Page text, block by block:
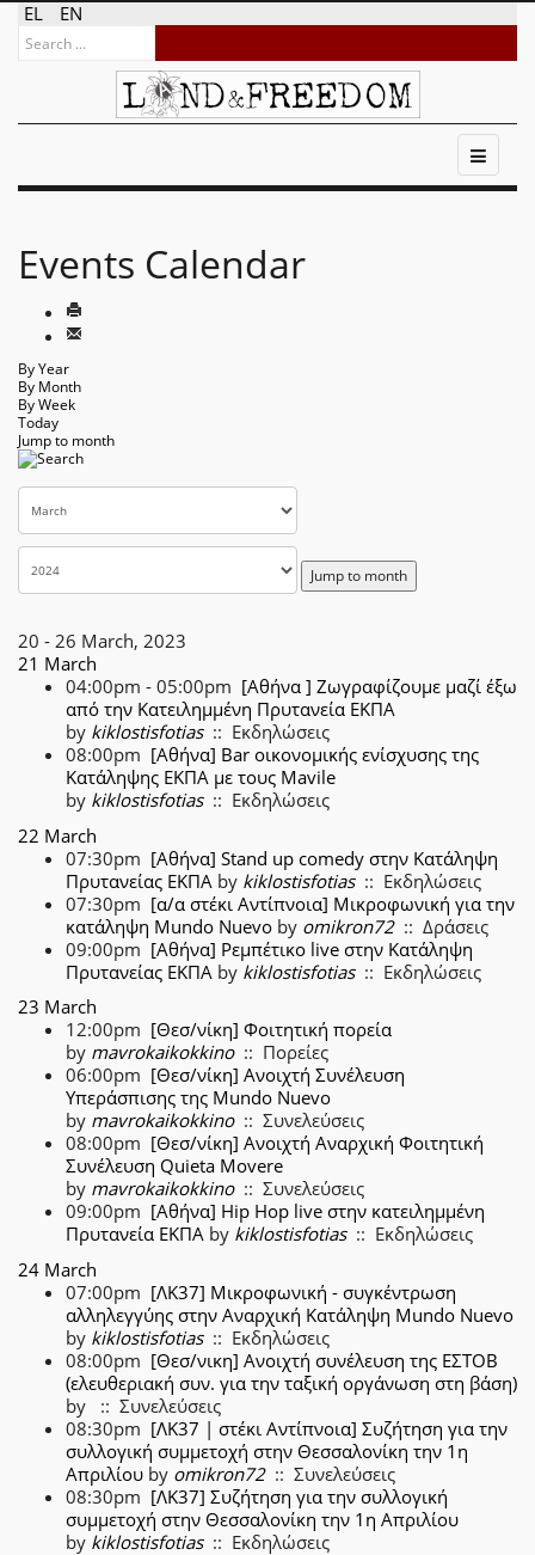
EL EN
Events Calendar
By Year
By Month
By Week
Today
Jump to month
Jump to month
20 - 26 March, 2023
21 March
04:00pm - 05:00pm [Αθήνα ] Ζωγραφίζουμε μαζί έξω
από την Κατειλημμένη Πρυτανεία ΕΚΠΑ
by kiklostisfotias:: Εκδηλώσεις
08:00pm [Αθήνα] Bar οικονομικής ενίσχυσης της
Κατάληψης ΕΚΠΑ με τους Mavile
by kiklostisfotias:: Εκδηλώσεις
22 March
07:30pm [Αθήνα] Stand up comedy στην Κατάληψη
Πρυτανείας ΕΚΠΑ by kiklostisfotias:: Εκδηλώσεις
07:30pm [α/α στέκι Αντίπνοια] Μικροφωνική για την
κατάληψη Mundo Nuevo by omikron72:: Δράσεις
09:00pm [Αθήνα] Ρεμπέτικο live στην Κατάληψη
Πρυτανείας ΕΚΠΑ by kiklostisfotias:: Εκδηλώσεις
23 March
12:00pm [Θεσ/νίκη] Φοιτητική πορεία
by mavrokaikokkino:: Πορείες
06:00pm [Θεσ/νίκη] Ανοιχτή Συνέλευση
Υπεράσπισης της Mundo Nuevo
by mavrokaikokkino:: Συνελεύσεις
08:00pm [Θεσ/νίκη] Ανοιχτή Αναρχική Φοιτητική
Συνέλευση Quieta Movere
by mavrokaikokkino:: Συνελεύσεις
09:00pm [Αθήνα] Hip Hop live στην κατειλημμένη
Πρυτανεία ΕΚΠΑ by kiklostisfotias:: Εκδηλώσεις
24 March
07:00pm [ΛΚ37] Μικροφωνική - συγκέντρωση
αλληλεγγύης στην Αναρχική Κατάληψη Mundo Nuevo
by kiklostisfotias:: Εκδηλώσεις
08:00pm [Θεσ/νικη] Ανοιχτή συνέλευση της ΕΣΤΟΒ
(ελευθεριακή συν. για την ταξική οργάνωση στη βάση)
by
:: Συνελεύσεις
08:30pm [ΛΚ37 | στέκι Αντίπνοια] Συζήτηση για την
συλλογική συμμετοχή στην Θεσσαλονίκη την 1η
Απριλίου by omikron72:: Συνελεύσεις
08:30pm [ΛΚ37] Συζήτηση για την συλλογική
συμμετοχή στην Θεσσαλονίκη την 1η Απριλίου
by kiklostisfotias:: Εκδηλώσεις